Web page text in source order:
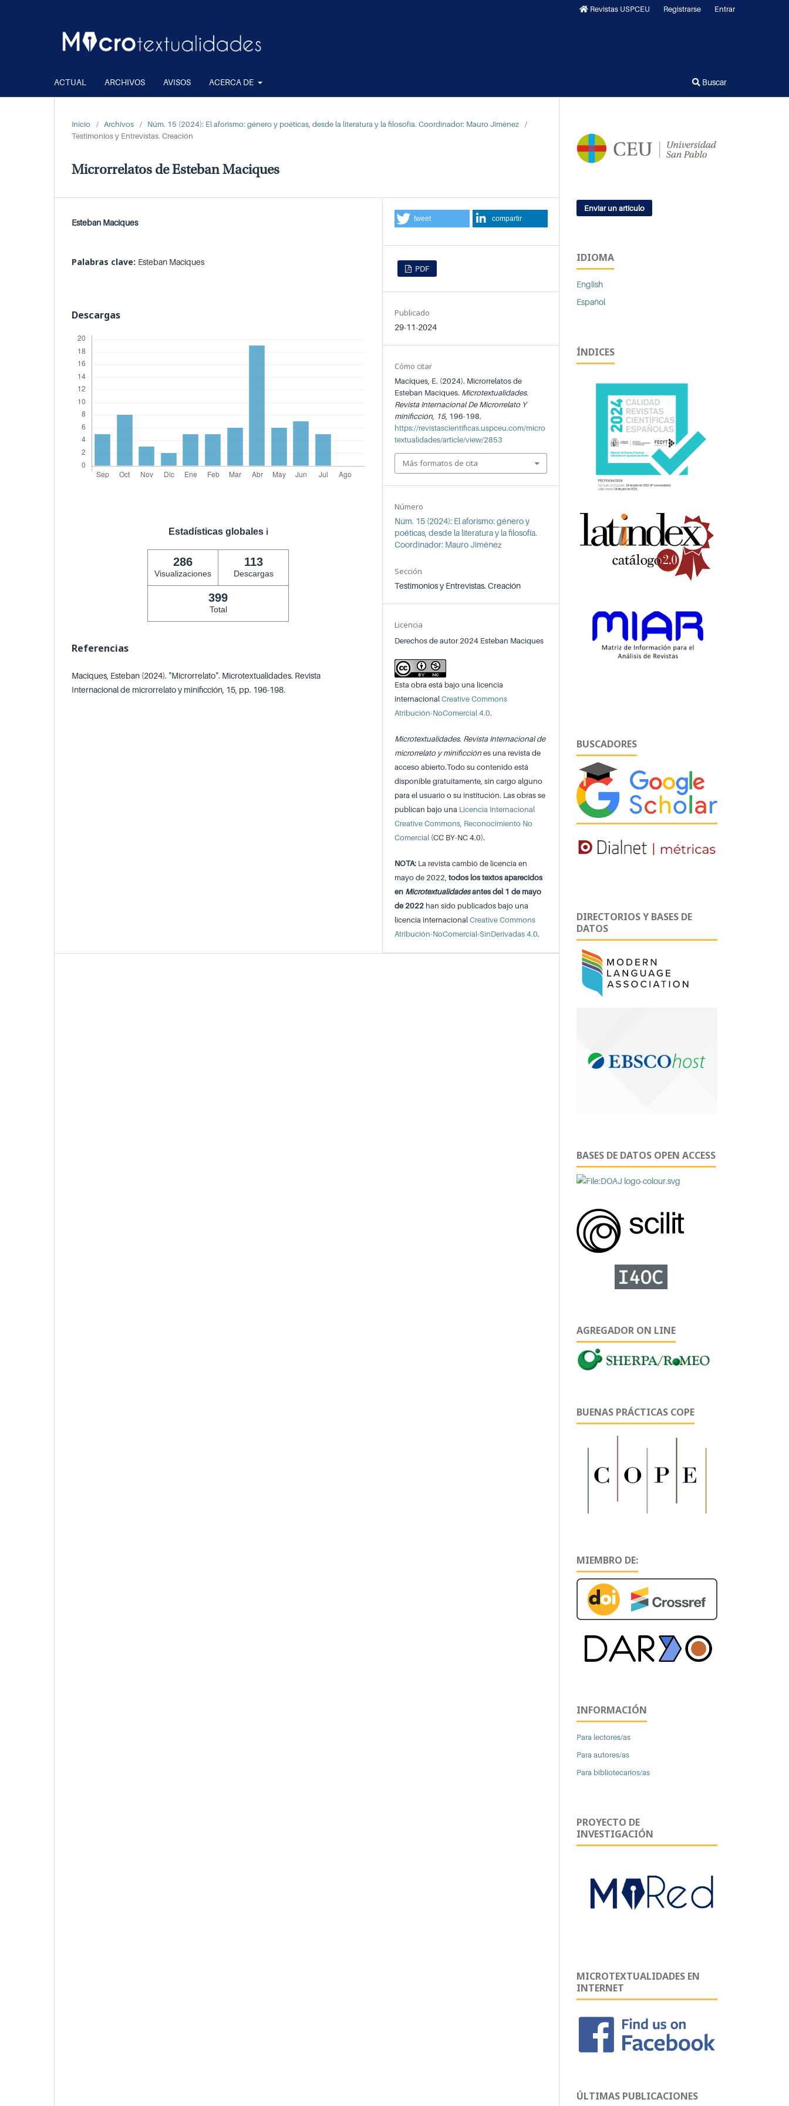
ACTUAL ARCHIVOS AVISOS ACERCA DE Buscar
Revistas USPCEU Registrarse Entrar
Inicio / Archivos / Núm. 15 (2024): El aforismo: género y poéticas, desde la literatura y la filosofía. Coordinador: Mauro Jiménez
/
Testimonios y Entrevistas. Creación
Microrrelatos de Esteban Maciques
Esteban Maciques
Palabras clave: Esteban Maciques
Descargas
Estadísticas globales ℹ️
286
Visualizaciones
113
Descargas
399
Total
Referencias
Maciques, Esteban (2024). "Microrrelato". Microtextualidades. Revista
Internacional de microrrelato y minificción, 15, pp. 196-198.
PDF
Publicado
29-11-2024
Número
Núm. 15 (2024): El aforismo: género y
poéticas, desde la literatura y la filosofía.
Coordinador: Mauro Jiménez
Sección
Testimonios y Entrevistas. Creación
Licencia
Derechos de autor 2024 Esteban Maciques
Esta obra está bajo una licencia
internacionalCreative Commons
Atribución-NoComercial 4.0.
Microtextualidades. Revista Internacional de
microrrelato y minificciónes una revista de
acceso abierto.Todo su contenido está
disponible gratuitamente, sin cargo alguno
para el usuario o su institución. Las obras se
publican bajo una Licencia Internacional
Creative Commons, Reconocimiento No
Comercial (CC BY-NC 4.0).
NOTA: La revista cambió de licencia en
mayo de 2022,todos los textos aparecidos
en Microtextualidadesantes del 1 de mayo
de 2022 han sido publicados bajo una
licencia internacionalCreative Commons
Atribución-NoComercial-SinDerivadas 4.0.
Cómo citar
Maciques, E. (2024). Microrrelatos de
Esteban Maciques. Microtextualidades.
Revista Internacional De Microrrelato Y
minificción 15, 196-198.
https://revistascientificas.uspceu.com/micro
textualidades/article/view/2853
Más formatos de cita
tweet compartir
Enviar un artículo
IDIOMA
English
Español
ÍNDICES
BUSCADORES
DIRECTORIOS Y BASES DE
DATOS
BASES DE DATOS OPEN ACCESS
AGREGADOR ON LINE
BUENAS PRÁCTICAS COPE
MIEMBRO DE:
INFORMACIÓN
Para lectores/as
Para autores/as
Para bibliotecarios/as
PROYECTO DE
INVESTIGACIÓN
MICROTEXTUALIDADES EN
INTERNET
ÚLTIMAS PUBLICACIONES